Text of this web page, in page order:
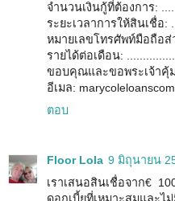
จำนวนเงินกู้ที่ต้องการ:
ระยะเวลาการให้สินเชื่อ:
หมายเลขโทรศัพท์มือถือส่
รายได้ต่อเดือน:
ขอบคุณและขอพระเจ้าคุ้
อีเมล:
ตอบ
Floor Lola 9 มิถุนายน
เราเสนอสินเชื่อจาก€